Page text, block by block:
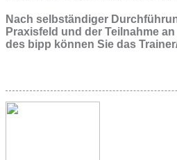
Nach selbständiger
Praxisfeld und der Teilnahme
des bipp können Sie das